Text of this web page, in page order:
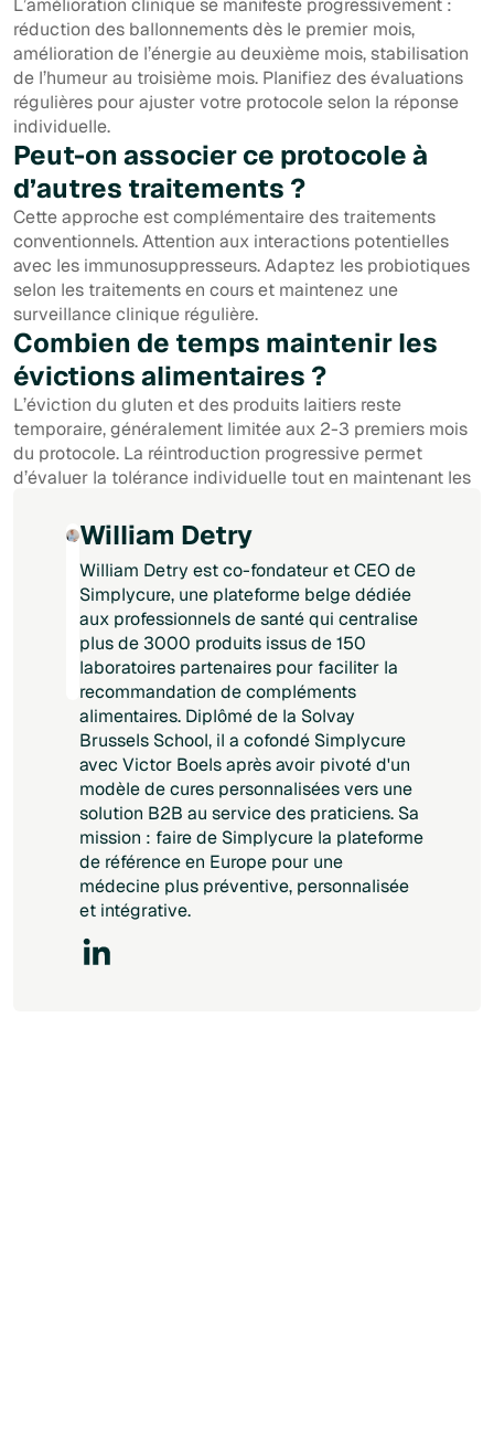
réduction des ballonnements dès le premier mois,
amélioration de l’énergie au deuxième mois, stabilisation
de l’humeur au troisième mois. Planifiez des évaluations
régulières pour ajuster votre protocole selon la réponse
individuelle.
Peut-on associer ce protocole à
d’autres traitements ?
Cette approche est complémentaire des traitements
conventionnels. Attention aux interactions potentielles
avec les immunosuppresseurs. Adaptez les probiotiques
selon les traitements en cours et maintenez une
surveillance clinique régulière.
Combien de temps maintenir les
évictions alimentaires ?
L’éviction du gluten et des produits laitiers reste
temporaire, généralement limitée aux 2-3 premiers mois
du protocole. La réintroduction progressive permet
d’évaluer la tolérance individuelle tout en maintenant les
William Detry
William Detry est co-fondateur et CEO de
Simplycure, une plateforme belge dédiée
aux professionnels de santé qui centralise
plus de 3000 produits issus de 150
laboratoires partenaires pour faciliter la
recommandation de compléments
alimentaires. Diplômé de la Solvay
Brussels School, il a cofondé Simplycure
avec Victor Boels après avoir pivoté d'un
modèle de cures personnalisées vers une
solution B2B au service des praticiens. Sa
mission : faire de Simplycure la plateforme
de référence en Europe pour une
médecine plus préventive, personnalisée
et intégrative.